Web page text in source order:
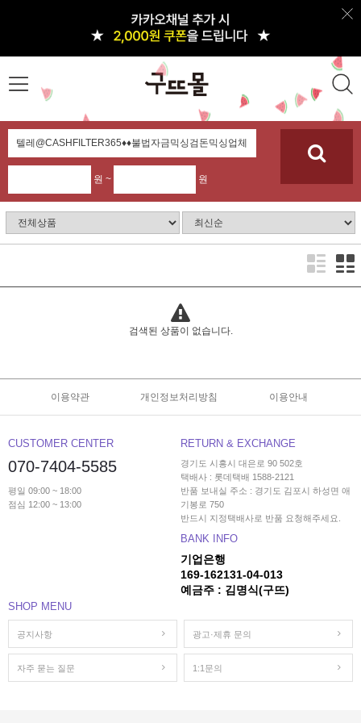
원 ~ 원
검색된 상품이 없습니다.
이용약관 개인정보처리방침 이용안내
CUSTOMER CENTER
070-7404-5585
평일 09:00 ~ 18:00
점심 12:00 ~ 13:00
RETURN & EXCHANGE
경기도 시흥시 대은로 90 502호
택배사 : 롯데택배 1588-2121
반품 보내실 주소 : 경기도 김포시 하성면 애
기봉로 750
반드시 지정택배사로 반품 요청해주세요.
BANK INFO
기업은행
169-162131-04-013
예금주 : 김명식(구뜨)
SHOP MENU
공지사항 광고·제휴 문의
자주 묻는 질문 1:1문의